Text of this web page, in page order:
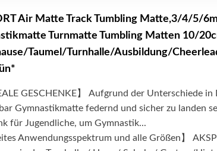
Air Matte Track Tumbling Matte,3/4/5/
Turnmatte Tumbling Matten 10/
Taumel/Turnhalle/Ausbildung/
GESCHENKE】 Aufgrund der Unterschiede
Gymnastikmatte federnd und sicher zu landen
für Jugendliche, um Gymnastik...
Anwendungsspektrum und alle Größen】